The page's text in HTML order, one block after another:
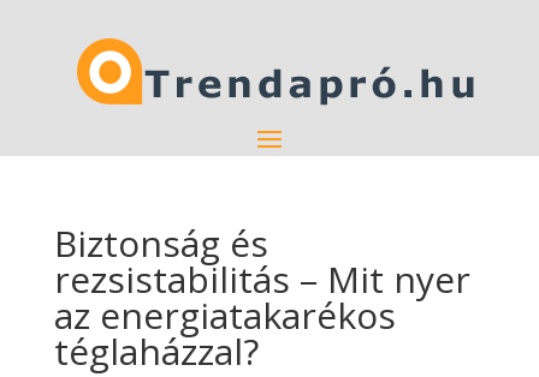
Biztonság és
rezsistabilitás – Mit nyer
az energiatakarékos
téglaházzal?